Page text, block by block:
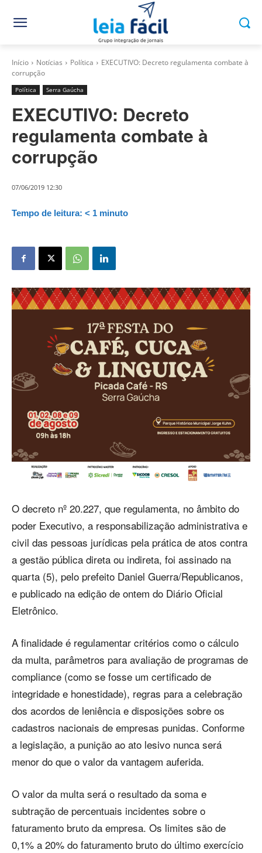
Início Notícias Política
EXECUTIVO: Decreto regulamenta combate à
corrupção
Política Serra Gaúcha
EXECUTIVO: Decreto
regulamenta combate à
corrupção
07/06/2019 12:30
Tempo de leitura: < 1 minuto
O decreto nº 20.227, que regulamenta, no âmbito do
poder Executivo, a responsabilização administrativa e
civil das pessoas jurídicas pela prática de atos contra
a gestão pública direta ou indireta, foi assinado na
quarta (5), pelo prefeito Daniel Guerra/Republicanos,
e publicado na edição de ontem do Diário Oficial
Eletrônico.
A finalidade é regulamentar critérios como o cálculo
da multa, parâmetros para avaliação de programas de
compliance (como se fosse um certificado de
integridade e honestidade), regras para a celebração
dos acordos de leniência e disposições sobre os
cadastros nacionais de empresas punidas. Conforme
a legislação, a punição ao ato lesivo nunca será
menor do que o valor da vantagem auferida.
O valor da multa será o resultado da soma e
subtração de percentuais incidentes sobre o
faturamento bruto da empresa. Os limites são de
0,1% a 20% do faturamento bruto do último exercício